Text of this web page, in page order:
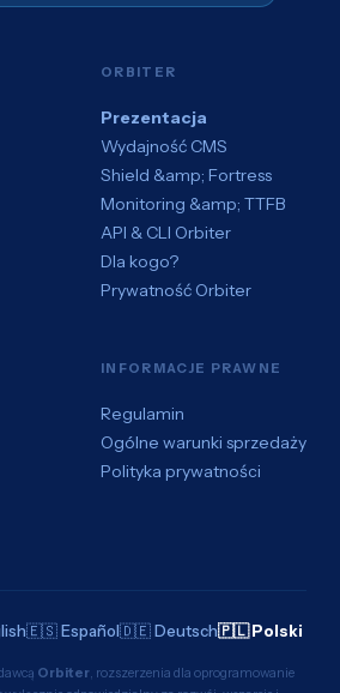
ORBITER
Prezentacja
Wydajność CMS
Shield &amp; Fortress
Monitoring &amp; TTFB
API & CLI Orbiter
Dla kogo?
Prywatność Orbiter
INFORMACJE PRAWNE
Regulamin
Ogólne warunki sprzedaży
Polityka prywatności
🇪🇸 Español🇩🇪 Deutsch🇵🇱 Polski
Orbiter, rozszerzenia dla oprogramowanie